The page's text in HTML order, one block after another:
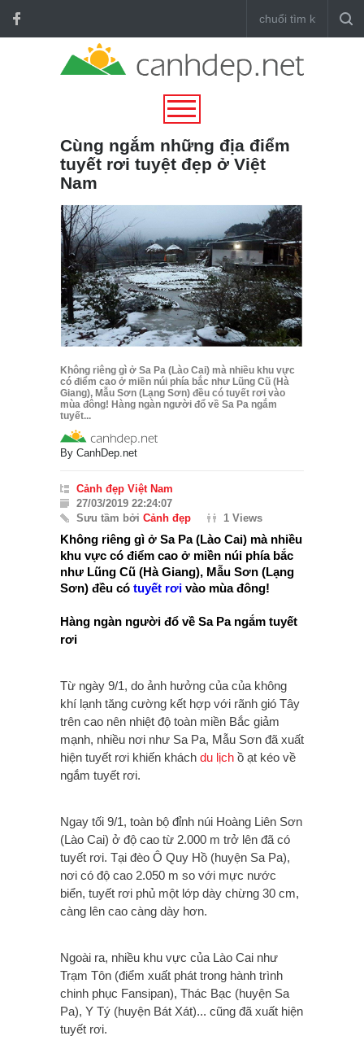
Cùng ngắm những địa điểm
tuyết rơi tuyệt đẹp ở Việt
Nam
Không riêng gì ở Sa Pa (Lào Cai) mà nhiều khu vực
có điểm cao ở miền núi phía bắc như Lũng Cũ (Hà
Giang), Mẫu Sơn (Lạng Sơn) đều có tuyết rơi vào
mùa đông! Hàng ngàn người đổ về Sa Pa ngắm
tuyết...
By CanhDep.net
Cảnh đẹp Việt Nam
27/03/2019 22:24:07
Sưu tầm bởi Cảnh đẹp 1 Views
Không riêng gì ở Sa Pa (Lào Cai) mà nhiều
khu vực có điểm cao ở miền núi phía bắc
như Lũng Cũ (Hà Giang), Mẫu Sơn (Lạng
Sơn) đều có tuyết rơi vào mùa đông!
Hàng ngàn người đổ về Sa Pa ngắm tuyết
rơi
Từ ngày 9/1, do ảnh hưởng của của không
khí lạnh tăng cường kết hợp với rãnh gió Tây
trên cao nên nhiệt độ toàn miền Bắc giảm
mạnh, nhiều nơi như Sa Pa, Mẫu Sơn đã xuất
hiện tuyết rơi khiến khách du lịch ồ ạt kéo về
ngắm tuyết rơi.
Ngay tối 9/1, toàn bộ đỉnh núi Hoàng Liên Sơn
(Lào Cai) ở độ cao từ 2.000 m trở lên đã có
tuyết rơi. Tại đèo Ô Quy Hồ (huyện Sa Pa),
nơi có độ cao 2.050 m so với mực nước
biển, tuyết rơi phủ một lớp dày chừng 30 cm,
càng lên cao càng dày hơn.
Ngoài ra, nhiều khu vực của Lào Cai như
Trạm Tôn (điểm xuất phát trong hành trình
chinh phục Fansipan), Thác Bạc (huyện Sa
Pa), Y Tý (huyện Bát Xát)... cũng đã xuất hiện
tuyết rơi.